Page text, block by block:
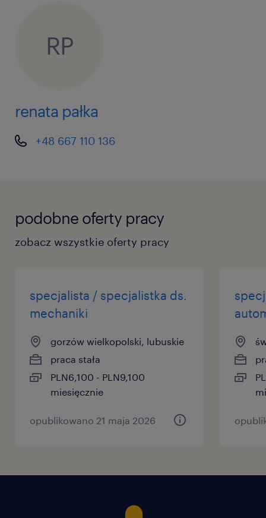
RP
renata pałka
+48 667 110 136
podobne oferty pracy
zobacz wszystkie oferty pracy
specjalista / specjalistka ds.
mechaniki
gorzów wielkopolski, lubuskie
praca stała
PLN6,100 - PLN9,100
miesięcznie
opublikowano 21 maja 2026